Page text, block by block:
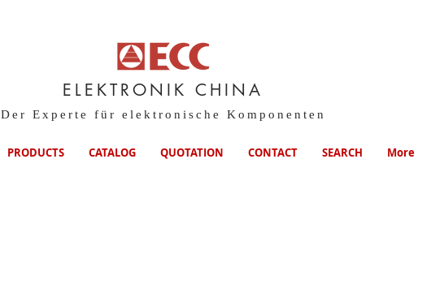
ELEKTRONIK CHINA
Der Experte für elektronische Komponenten
PRODUCTS CATALOG QUOTATION CONTACT SEARCH More